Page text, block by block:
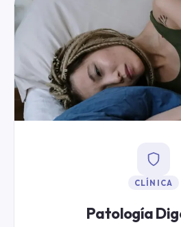
CLÍNICA
Patología